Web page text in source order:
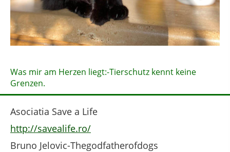
Was mir am Herzen liegt:-Tierschutz kennt keine
Grenzen.
Asociatia Save a Life
http://savealife.ro/
Bruno Jelovic-Thegodfatherofdogs